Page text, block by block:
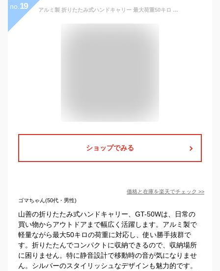
no. 19 アルミ製 折りたたみ式ハンドキャリー 最大荷重50キロ GT-50W シルバー 折りたたみキャリー キャリーカート ホームキャリー 台車 山善 YAMAZEN ガーデンマスター 【送料無料】
ショップでみる
価格と在庫を楽天でチェック >>
ゴマちゃん(50代・男性)
山善の折りたたみ式ハンドキャリー、GT-50Wは、日常の
買い物からアウトドアまで幅広く活躍します。アルミ製で
軽量ながら最大50キロの荷重に対応し、使い勝手抜群で
す。折りたたんでコンパクトに収納できるので、収納場所
に困りません。特に静音設計で移動時の音が気になりませ
ん。シルバーのスタイリッシュなデザインも魅力的です。